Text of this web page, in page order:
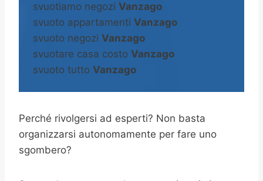
svuotiamo negozi Vanzago
svuoto appartamenti Vanzago
svuoto negozi Vanzago
svuotare casa costo Vanzago
svuoto tutto Vanzago
Perché rivolgersi ad esperti? Non basta
organizzarsi autonomamente per fare uno
sgombero?